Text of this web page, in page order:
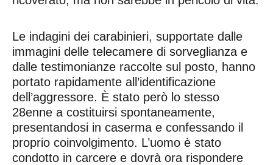
Le indagini dei carabinieri, supportate dalle
immagini delle telecamere di sorveglianza e
dalle testimonianze raccolte sul posto, hanno
portato rapidamente all’identificazione
dell’aggressore. È stato però lo stesso
28enne a costituirsi spontaneamente,
presentandosi in caserma e confessando il
proprio coinvolgimento. L’uomo è stato
condotto in carcere e dovrà ora rispondere